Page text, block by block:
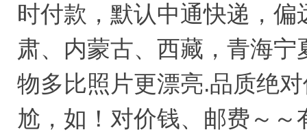
时付款，默认中通快递，
肃、内蒙古、西藏，青海
物多比照片更漂亮.品质绝
尬，如！对价钱、邮费～